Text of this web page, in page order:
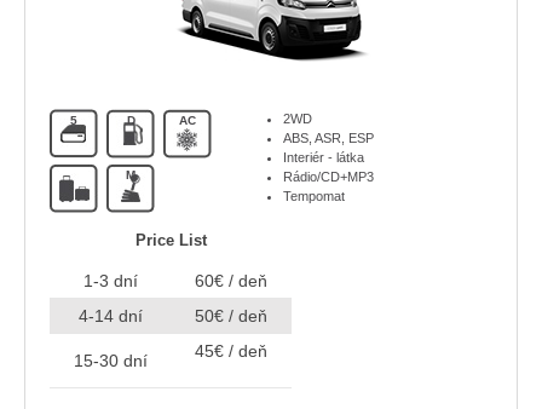
5 D AC
M
2WD
ABS, ASR, ESP
Interiér - látka
Rádio/CD+MP3
Tempomat
Price List
1-3 dní
60€ / deň
4-14 dní
50€ / deň
15-30 dní 45€ / deň